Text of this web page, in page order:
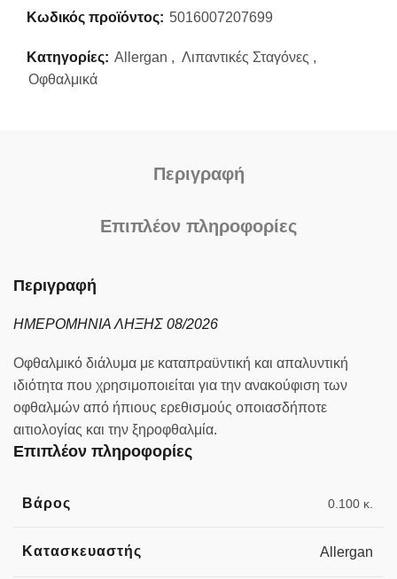
Κωδικός προϊόντος: 5016007207699
Κατηγορίες: Allergan , Λιπαντικές Σταγόνες ,
Οφθαλμικά
Περιγραφή
Επιπλέον πληροφορίες
Περιγραφή
ΗΜΕΡΟΜΗΝΙΑ ΛΗΞΗΣ 08/2026
Oφθαλμικό διάλυμα με καταπραϋντική και απαλυντική
ιδιότητα που χρησιμοποιείται για την ανακούφιση των
οφθαλμών από ήπιους ερεθισμούς οποιασδήποτε
αιτιολογίας και την ξηροφθαλμία.
Επιπλέον πληροφορίες
Βάρος 0.100 κ.
Κατασκευαστής Allergan